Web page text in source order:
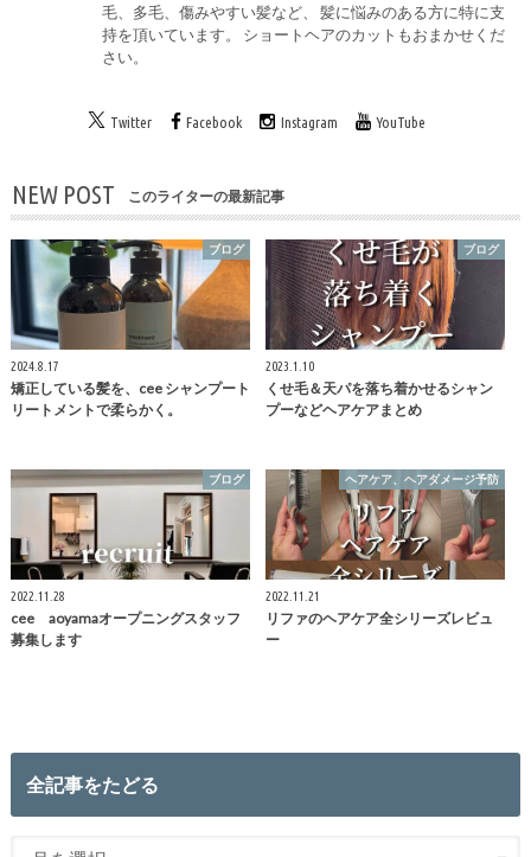
毛、多毛、傷みやすい髪など、 髪に悩みのある方に特に支
持を頂いています。 ショートヘアのカットもおまかせくだ
さい。
Twitter Facebook Instagram YouTube
NEW POST このライターの最新記事
ブログ
2024.8.17
矯正している髪を、cee シャンプート
リートメントで柔らかく。
ブログ
2023.1.10
くせ毛＆天パを落ち着かせるシャン
プーなどヘアケアまとめ
ブログ
2022.11.28
cee aoyamaオープニングスタッフ
募集します
ヘアケア、ヘアダメージ予防
2022.11.21
リファのヘアケア全シリーズレビュ
ー
全記事をたどる